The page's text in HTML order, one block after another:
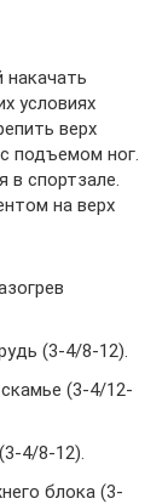
накачать
условиях
верх
подъемом ног.
в спортзале.
на верх
(3-4/8-12).
(3-4/12-
4/8-12).
блока (3-